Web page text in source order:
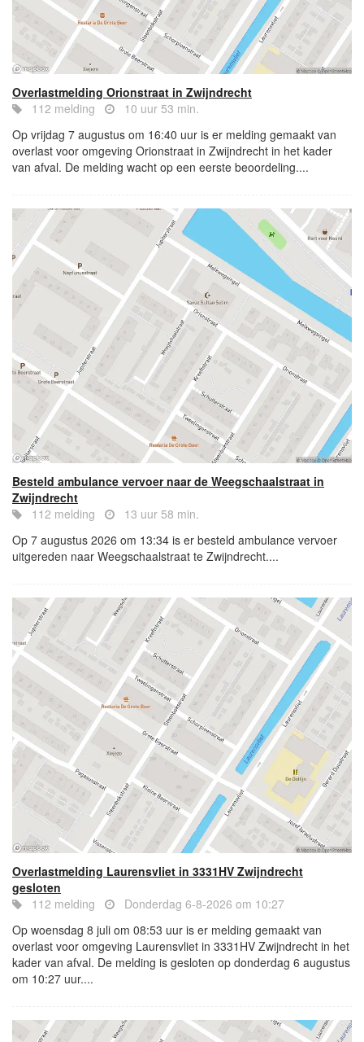
Overlastmelding Orionstraat in Zwijndrecht
112 melding
10 uur 53 min.
Op vrijdag 7 augustus om 16:40 uur is er melding gemaakt van
overlast voor omgeving Orionstraat in Zwijndrecht in het kader
van afval. De melding wacht op een eerste beoordeling....
Besteld ambulance vervoer naar de Weegschaalstraat in
Zwijndrecht
112 melding
13 uur 58 min.
Op 7 augustus 2026 om 13:34 is er besteld ambulance vervoer
uitgereden naar Weegschaalstraat te Zwijndrecht....
Overlastmelding Laurensvliet in 3331HV Zwijndrecht
gesloten
112 melding
Donderdag 6-8-2026 om 10:27
Op woensdag 8 juli om 08:53 uur is er melding gemaakt van
overlast voor omgeving Laurensvliet in 3331HV Zwijndrecht in het
kader van afval. De melding is gesloten op donderdag 6 augustus
om 10:27 uur....